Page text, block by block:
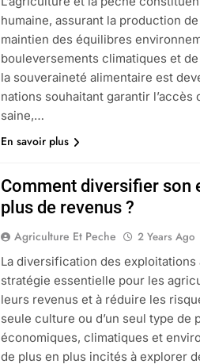
humaine, assurant la production
maintien des équilibres
bouleversements climatiques et
la souveraineté alimentaire est
nations souhaitant garantir
saine,…
En savoir plus
Comment diversifier
plus de revenus ?
Agriculture Et Peche 2 Years Ago
La diversification des
stratégie essentielle pour les
leurs revenus et à réduire les
seule culture ou d’un seul type de
économiques, climatiques et
de plus en plus incités à explorer